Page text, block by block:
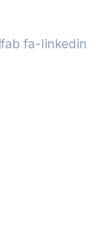
fab fa-linkedin